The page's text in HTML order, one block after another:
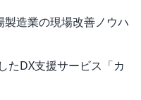
造業の現場改善ノウハ
たDX支援サービス「カ